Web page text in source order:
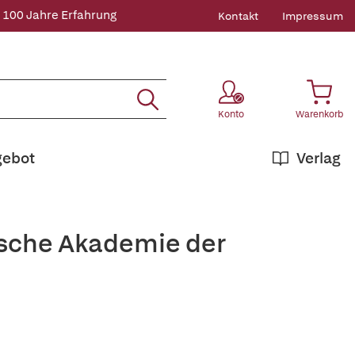
100 Jahre Erfahrung Kontakt Impressum
Konto Warenkorb
Verlag
Akademie der